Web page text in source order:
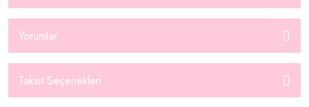
Yorumlar
Taksit Seçenekleri